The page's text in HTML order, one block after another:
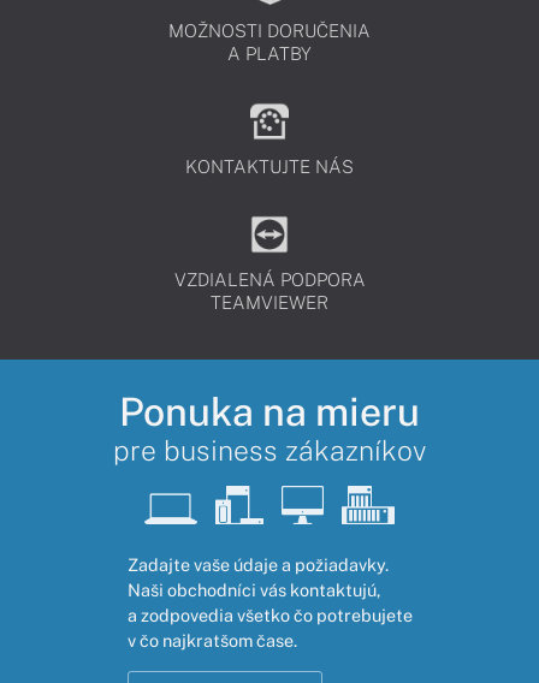
MOŽNOSTI DORUČENIA
A PLATBY
KONTAKTUJTE NÁS
VZDIALENÁ PODPORA
TEAMVIEWER
Ponuka na mieru
pre business zákazníkov
Zadajte vaše údaje a požiadavky.
Naši obchodníci vás kontaktujú,
a zodpovedia všetko čo potrebujete
v čo najkratšom čase.